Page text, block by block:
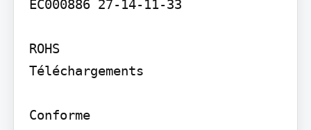
EC000886 27-14-11-33
ROHS
Téléchargements
Conforme